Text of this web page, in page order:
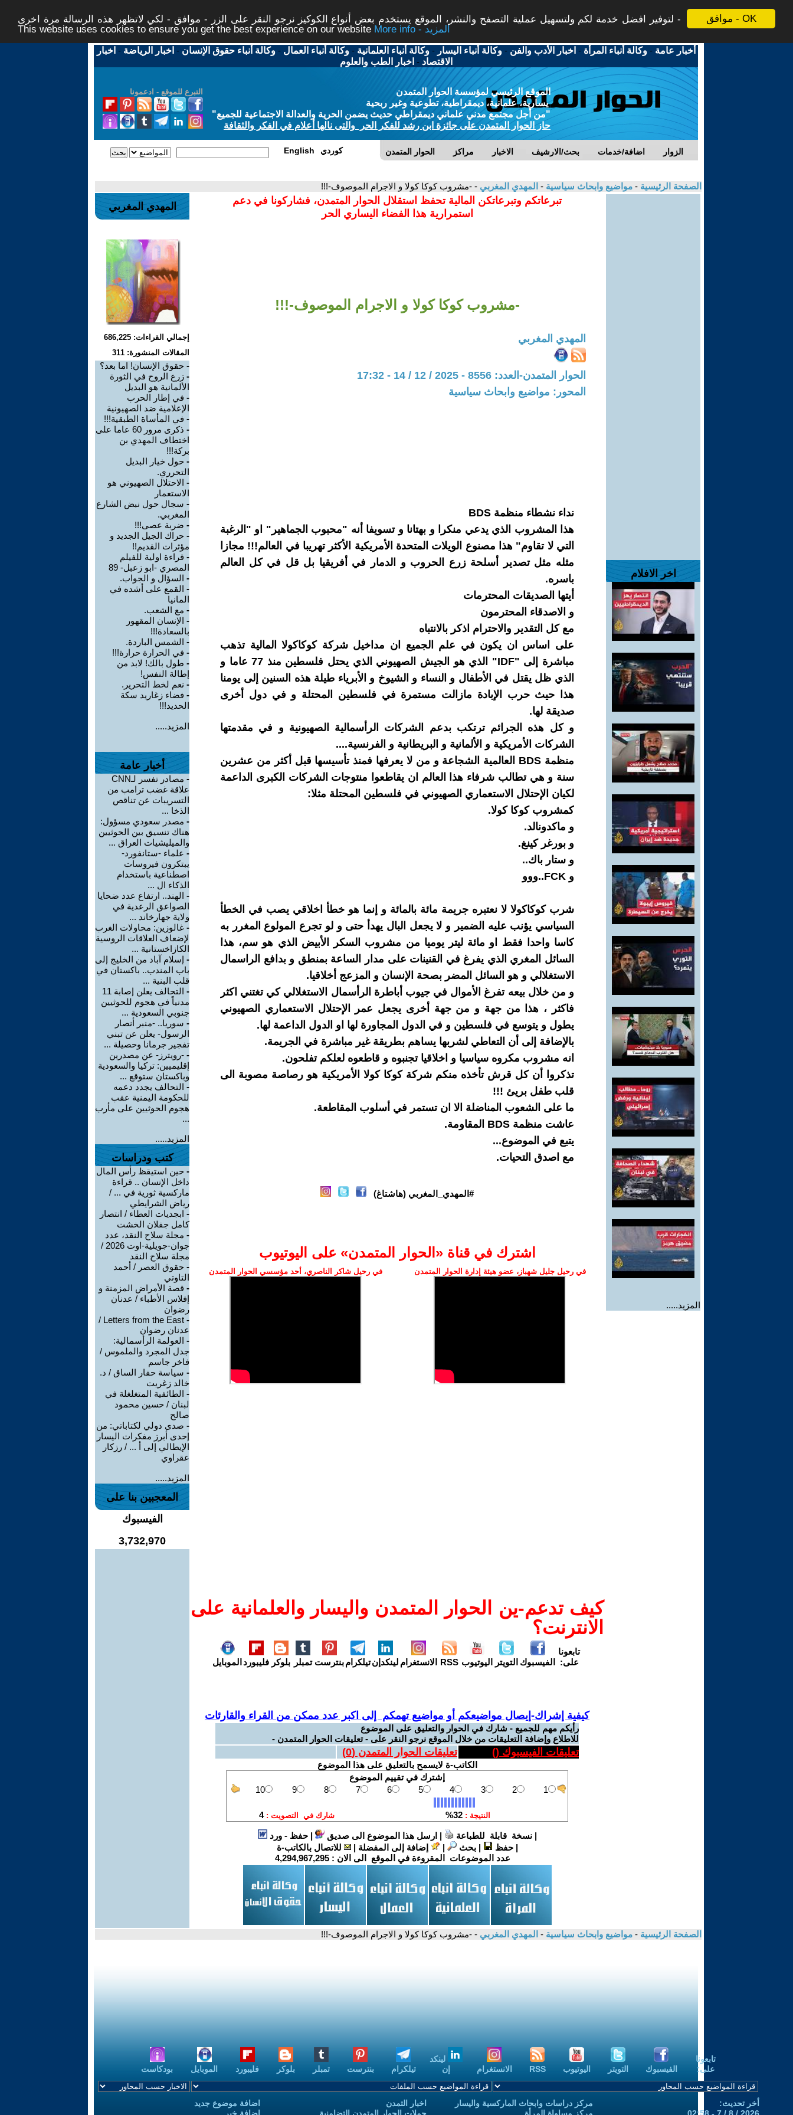
موافق - OK
لتوفير افضل خدمة لكم ولتسهيل عملية التصفح والنشر، الموقع يستخدم بعض أنواع الكوكيز نرجو النقر على الزر - موافق - لكي لاتظهر هذه الرسالة مرة اخرى -
This website uses cookies to ensure you get the best experience on our website
More info - المزيد
أخبار عامة -وكالة أنباء المرأة - اخبار الأدب والفن -وكالة أنباء اليسار -وكالة أنباء العلمانية -وكالة أنباء العمال -وكالة أنباء حقوق الإنسان - اخبار الرياضة - اخبار
الاقتصاد - اخبار الطب والعلوم
التبرع للموقع - ادعمونا
الموقع الرئيسي لمؤسسة الحوار المتمدن
يسارية، علمانية، ديمقراطية، تطوعية وغير ربحية
"من أجل مجتمع مدني علماني ديمقراطي حديث يضمن الحرية والعدالة الاجتماعية للجميع"
حاز الحوار المتمدن على جائزة ابن رشد للفكر الحر والتى نالها أعلام في الفكر والثقافة
الحوار المتمدن مراكز الاخبار بحث/الارشيف اضافة/خدمات الزوار English كوردي
الصفحة الرئيسية - مواضيع وابحاث سياسية - المهدي المغربي - -مشروب كوكا كولا و الاجرام الموصوف-!!!
اخر الافلام
المزيد.....
تبرعاتكم وتبرعاتكن المالية تحفظ استقلال الحوار المتمدن، فشاركونا في دعم
استمرارية هذا الفضاء اليساري الحر
-مشروب كوكا كولا و الاجرام الموصوف-!!!
المهدي المغربي
الحوار المتمدن-العدد: 8556 - 2025 / 12 / 14 - 17:32
المحور: مواضيع وابحاث سياسية
نداء نشطاء منظمة BDS
هذا المشروب الذي يدعي منكرا و بهتانا و تسويفا أنه "محبوب الجماهير" او "الرغبة
التي لا تقاوم" هذا مصنوع الويلات المتحدة الأمريكية الأكثر تهريبا في العالم!!! مجازا
مثله مثل تصدير أسلحة زرع الحروب و الدمار في أفريقيا بل قل في كل العالم
باسره.
أيتها الصديقات المحترمات
و الاصدقاء المحترمون
مع كل التقدير والاحترام اذكر بالانتباه
على اساس ان يكون في علم الجميع ان مداخيل شركة كوكاكولا المالية تذهب
مباشرة إلى "IDF" الذي هو الجيش الصهيوني الذي يحتل فلسطين منذ 77 عاما و
الذي ظل يقتل في الأطفال و النساء و الشيوخ و الأبرياء طيلة هذه السنين إلى يومنا
هذا حيث حرب الإبادة مازالت مستمرة في فلسطين المحتلة و في دول أخرى
صديقة لها.
و كل هذه الجرائم ترتكب بدعم الشركات الرأسمالية الصهيونية و في مقدمتها
الشركات الأمريكية و الألمانية و البريطانية و الفرنسية....
منظمة BDS العالمية الشجاعة و من لا يعرفها فمنذ تأسيسها قبل أكثر من عشرين
سنة و هي تطالب شرفاء هذا العالم ان يقاطعوا منتوجات الشركات الكبرى الداعمة
لكيان الإحتلال الاستعماري الصهيوني في فلسطين المحتلة مثلا:
كمشروب كوكا كولا.
و ماكدونالد.
و بورغر كينغ.
و ستار باك..
و FCK..ووو
شرب كوكاكولا لا نعتبره جريمة مائة بالمائة و إنما هو خطأ اخلاقي يصب في الخطأ
السياسي يؤنب عليه الضمير و لا يجعل البال يهدأ حتى و لو تجرع المولوع المغرر به
كاسا واحدا فقط او مائة ليتر يوميا من مشروب السكر الأبيض الذي هو سم، هذا
السائل المغري الذي يفرغ في القنينات على مدار الساعة بمنطق و بدافع الراسمال
الاستغلالي و هو السائل المضر بصحة الإنسان و المزعج أخلاقيا.
و من خلال بيعه تفرغ الأموال في جيوب أباطرة الرأسمال الاستغلالي كي تغتني اكثر
فاكثر ، هذا من جهة و من جهة أخرى يجعل عمر الإحتلال الاستعماري الصهيوني
يطول و يتوسع في فلسطين و في الدول المجاورة لها او الدول الداعمة لها.
بالإضافة إلى أن التعاطي لشربها يساهم بطريقة غير مباشرة في الجريمة.
انه مشروب مكروه سياسيا و اخلاقيا تجنبوه و قاطعوه لعلكم تفلحون.
تذكروا أن كل قرش تأخذه منكم شركة كوكا كولا الأمريكية هو رصاصة مصوبة الى
قلب طفل بريئ !!!
ما على الشعوب المناضلة الا ان تستمر في أسلوب المقاطعة.
عاشت منظمة BDS المقاومة.
يتبع في الموضوع...
مع اصدق التحيات.
#المهدي_المغربي (هاشتاغ)
اشترك في قناة ‫«الحوار المتمدن» على اليوتيوب
في رحيل جليل شهباز، عضو هيئة إدارة الحوار المتمدن في رحيل شاكر الناصري، أحد مؤسسي الحوار المتمدن
كيف تدعم-ين الحوار المتمدن واليسار والعلمانية على
الانترنت؟
تابعونا
على:
الفيسبوك التويتر اليوتيوب RSS الانستغرام لينكدإنتيلكرامبنترست تمبلر بلوكر فليبورد الموبايل
كيفية إشراك-إيصال مواضيعكم أو مواضيع تهمكم إلى اكبر عدد ممكن من القراء والقارئات
رأيكم مهم للجميع - شارك في الحوار والتعليق على الموضوع
للاطلاع وإضافة التعليقات من خلال الموقع نرجو النقر على - تعليقات الحوار المتمدن -
تعليقات الفيسبوك () تعليقات الحوار المتمدن (0
)
الكاتب-ة لايسمح بالتعليق على هذا الموضوع
|نسخة قابلة للطباعة | ارسل هذا الموضوع الى صديق |حفظ - ورد
|حفظ |بحث | إضافة إلى المفضلة |
للاتصال بالكاتب-ة
عدد الموضوعات المقروءة في الموقع الى الان :4,294,967,295
المهدي المغربي
إجمالي القراءات: 686,225
المقالات المنشورة: 311
- حقوق الإنسان! اما بعد؟
- زرع الروح في الثورة
الألمانية هو البديل
- في إطار الحرب
الإعلامية ضد الصهيونية
- في المأساة الطبقية!!!
-
ذكرى مرور 60 عاما على
اختطاف المهدي بن
بركة!!!
- حول خيار البديل
التحرري.
- الاحتلال الصهيوني هو
الاستعمار
- سجال حول نبض الشارع
المغربي.
- ضربة عصى!!!
- حراك الجيل الجديد و
مؤثرات القديم!!
- قراءة اولية للفيلم
المصري -ابو زعبل- 89
- السؤال و الجواب.
- القمع على أشده في
المانيا
- مع الشعب.
- الإنسان المقهور
بالسعادة!!!
- الشمس الباردة.
- في الحرارة حرارة!!!
- طول بالك! لابد من
إطالة النفس!
- نعم لخط التحرير.
- فضاء زغاريد سكة
الحديد!!!
المزيد.....
أخبار عامة
-
مصادر تفسر لـCNN
علاقة غضب ترامب من
التسريبات عن تناقص
الذخا ...
- مصدر سعودي مسؤول:
هناك تنسيق بين الحوثيين
والميليشيات العراق ...
- علماء -ستانفورد-
يبتكرون فيروسات
اصطناعية باستخدام
الذكاء ال ...
- الهند.. ارتفاع عدد ضحايا
الصواعق الرعدية في
ولاية جهارخاند ...
- غالوزين: محاولات الغرب
لإضعاف العلاقات الروسية
الكازاخستانية ...
- إسلام آباد من الخليج إلى
باب المندب.. باكستان في
قلب البنية ...
-
التحالف يعلن إصابة 11
مدنياً في هجوم للحوثيين
جنوبي السعودية ...
- سوريا.. -منبر أنصار
الرسول- يعلن عن تبني
تفجير جرمانا وحصيلة ...
- -رويترز- عن مصدرين
إقليميين: تركيا والسعودية
وباكستان ستوقع ...
- التحالف يجدد دعمه
للحكومة اليمنية عقب
هجوم الحوثيين على مأرب
...
المزيد.....
كتب ودراسات
- حين استيقظ رأس المال
داخل الإنسان .. قراءة
ماركسية ثورية في ... /
رياض الشرايطي
- ابجديات العطاء / انتصار
كامل جفلان الخشت
- مجلة سلاح النقد، عدد
جوان-جويلية-اوت 2026 /
مجلة سلاح النقد
- حقوق العصر / أحمد
التاوتي
- قصة الأمراض المزمنة و
إفلاس الأطباء / عدنان
رضوان
-
Letters from the East /
عدنان رضوان
- العولمة الرأسمالية:
جدل المجرد والملموس /
فاخر جاسم
- سياسة حفار الساق / د.
خالد زغريت
- الطائفية المتغلغلة في
لبنان / حسين محمود
صالح
- صدى دولي لكتاباتي: من
إحدى أبرز مفكرات اليسار
الإيطالي إلى أ ... / رزكار
عقراوي
المزيد.....
المعجبين بنا على
الفيسبوك
3,732,970
الصفحة الرئيسية - مواضيع وابحاث سياسية - المهدي المغربي - -مشروب كوكا كولا و الاجرام الموصوف-!!!
تابعونا
على:
الفيسبوك التويتر اليوتيوب RSS الانستغرام
لينكد
إن
تيلكرام بنترست تمبلر بلوكر فليبورد الموبايل بودكاست
أخر تحديث:
مركز دراسات وابحاث الماركسية واليسار
اخبار التمدن
اضافة موضوع جديد